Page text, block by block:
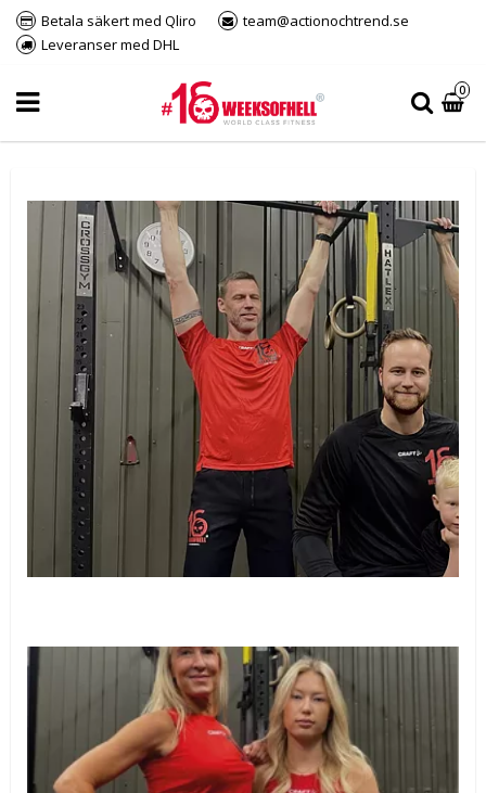
Betala säkert med Qliro
team@actionochtrend.se
Leveranser med DHL
0